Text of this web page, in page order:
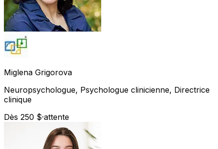
Miglena Grigorova
Neuropsychologue, Psychologue clinicienne, Directrice
clinique
Dès 250 $·attente